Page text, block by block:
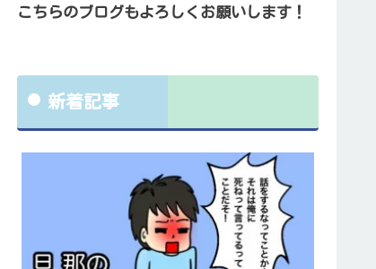
こちらのブログもよろしくお願いします！
新着記事